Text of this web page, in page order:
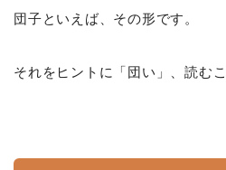
団子といえば、その形です。
それをヒントに「団い」、読む